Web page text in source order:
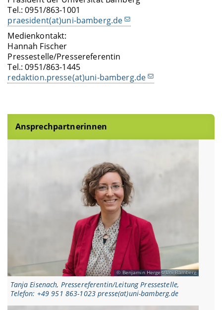
Tel.: 0951/863-1001
praesident(at)uni-bamberg.de
Medienkontakt:
Hannah Fischer
Pressestelle/Pressereferentin
Tel.: 0951/863-1445
redaktion.presse(at)uni-bamberg.de
Ansprechpartnerinnen
Benjamin Herges/Uni Bamberg
Tanja Eisenach, Pressereferentin/Leitung Pressestelle,
Telefon: +49 951 863-1023 presse(at)uni-bamberg.de